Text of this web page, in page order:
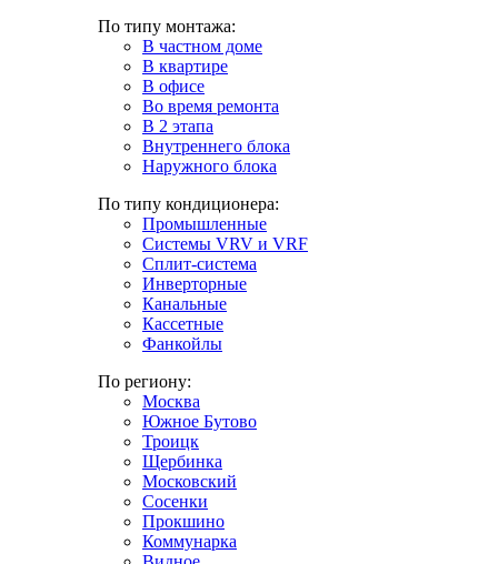
По типу монтажа:
В частном доме
В квартире
В офисе
Во время ремонта
В 2 этапа
Внутреннего блока
Наружного блока
По типу кондиционера:
Промышленные
Системы VRV и VRF
Сплит-система
Инверторные
Канальные
Кассетные
Фанкойлы
По региону:
Москва
Южное Бутово
Троицк
Щербинка
Московский
Сосенки
Прокшино
Коммунарка